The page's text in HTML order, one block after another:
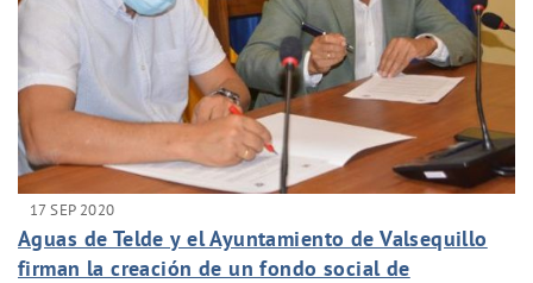
17 SEP 2020
Aguas de Telde y el Ayuntamiento de Valsequillo
firman la creación de un fondo social de